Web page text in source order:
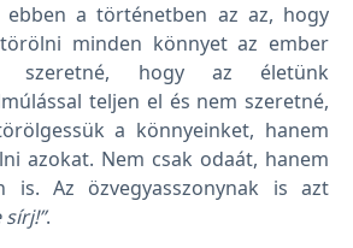
a történetben az az, hogy
minden könnyet az ember
szeretné, hogy az életünk
teljen el és nem szeretné,
a könnyeinket, hanem
azokat. Nem csak odaát, hanem
Az özvegyasszonynak is azt
sírj!”.